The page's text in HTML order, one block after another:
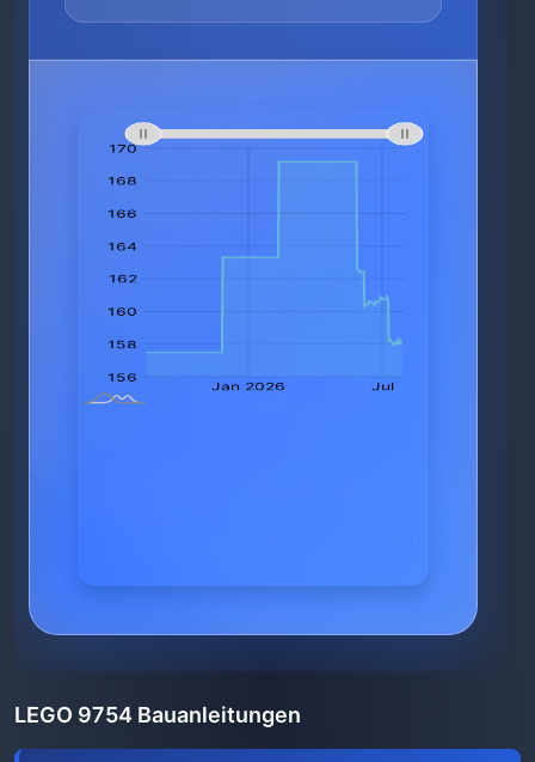
LEGO 9754 Bauanleitungen